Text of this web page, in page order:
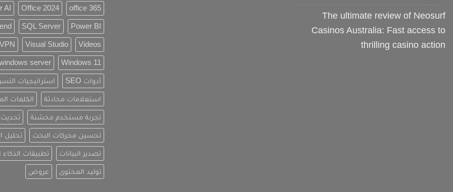
The ultimate review of Neosurf
Casinos Australia: Fast access to
thrilling casino action
office 365
Office 2024
AI
Power BI
SQL Server
Videos
Visual Studio
VPN
Windows 11
server
أدوات SEO استراتيجيات
استعلامات محادثة الكلمات
تجربة مستخدم محسّنة تحديث
تحسين محركات البحث تحليل
تصدير البيانات تطبيقات
توليد المحتوى عروض